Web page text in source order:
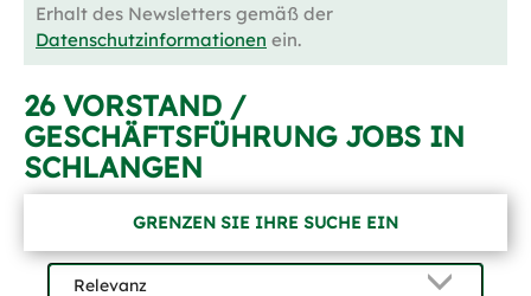
Erhalt des Newsletters gemäß der
Datenschutzinformationen ein.
26 VORSTAND /
GESCHÄFTSFÜHRUNG JOBS IN
SCHLANGEN
GRENZEN SIE IHRE SUCHE EIN